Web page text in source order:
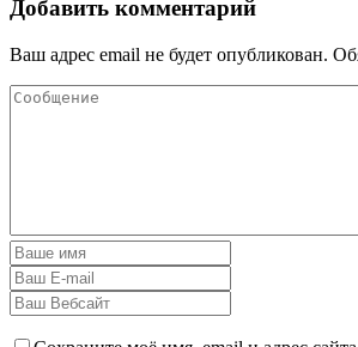
Добавить комментарий
Ваш адрес email не будет опубликован.